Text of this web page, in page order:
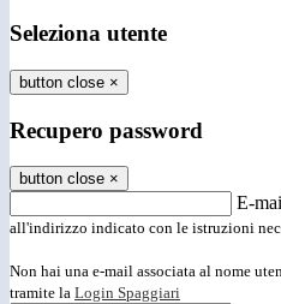
Seleziona utente
button close ×
Recupero password
button close ×
E-
all'indirizzo indicato con le istruzioni
Non hai una e-mail associata al nome
tramite la Login Spaggiari